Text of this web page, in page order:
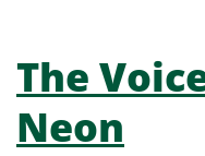
The
Neon